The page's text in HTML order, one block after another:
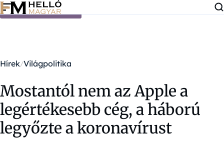
Ugrás a tartalomra
Hírek Világpolitika
Mostantól nem az Apple a
legértékesebb cég, a háború
legyőzte a koronavírust